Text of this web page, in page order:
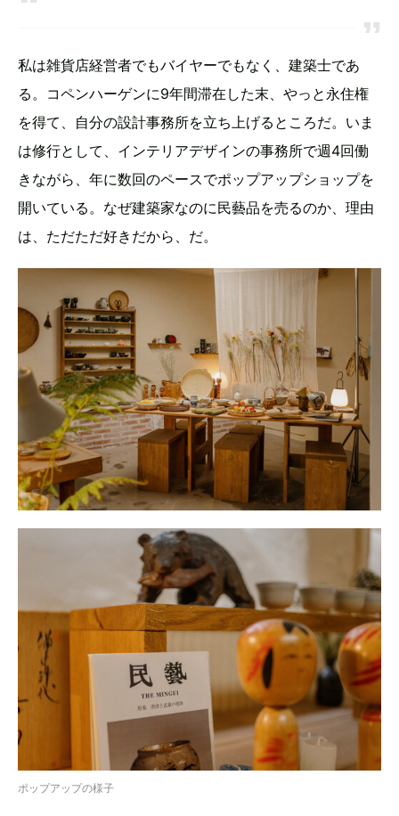
私は雑貨店経営者でもバイヤーでもなく、建築士であ
る。コペンハーゲンに9年間滞在した末、やっと永住権
を得て、自分の設計事務所を立ち上げるところだ。いま
は修行として、インテリアデザインの事務所で週4回働
きながら、年に数回のペースでポップアップショップを
開いている。なぜ建築家なのに民藝品を売るのか、理由
は、ただただ好きだから、だ。
ポップアップの様子